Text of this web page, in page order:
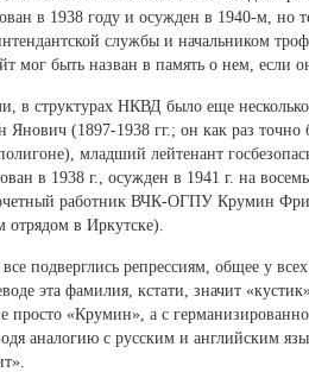
в 1938 году и осужден в 1940-м, но
службы и начальником
мог быть назван в память о нем, если
в структурах НКВД было еще
(1897-1938 гг.; он как раз точно
младший лейтенант
в 1938 г., осужден в 1941 г. на
работник ВЧК-ОГПУ Крумин
отрядом в Иркутске).
подверглись репрессиям, общее у
эта фамилия, кстати, значит
просто «Крумин», а с
аналогию с русским и английским